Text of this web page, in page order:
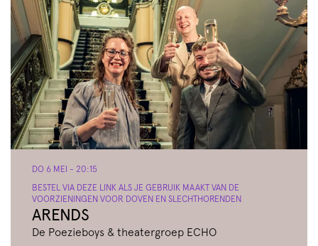
ARENDS
De Poezieboys & theatergroep ECHO
BESTEL VIA DEZE LINK ALS JE GEBRUIK MAAKT VAN DE
VOORZIENINGEN VOOR DOVEN EN SLECHTHORENDEN
DO 6 MEI - 20:15